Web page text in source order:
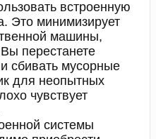
встроенную
Это минимизирует
машины,
перестанете
сбивать мусорные
для неопытных
чувствует
системы